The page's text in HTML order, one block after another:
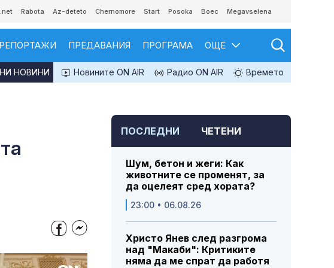
Rabota Az-deteto Chernomore Start Posoka Boec Megavselena
РЕПОРТАЖИ ПРЕДАВАНИЯ ПРОГРАМА ОЩЕ
Новините ON AIR Радио ON AIR Времето
НОВИНИ
ПОСЛЕДНИ ЧЕТЕНИ
Шум, бетон и жеги: Как
животните се променят, за
да оцелеят сред хората?
23:00 • 06.08.26
Христо Янев след разгрома
над "Макаби": Критиките
няма да ме спрат да работя